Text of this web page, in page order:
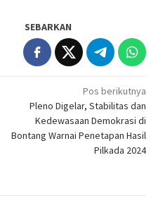
SEBARKAN
Pos berikutnya
Pleno Digelar, Stabilitas dan
Kedewasaan Demokrasi di
Bontang Warnai Penetapan Hasil
Pilkada 2024